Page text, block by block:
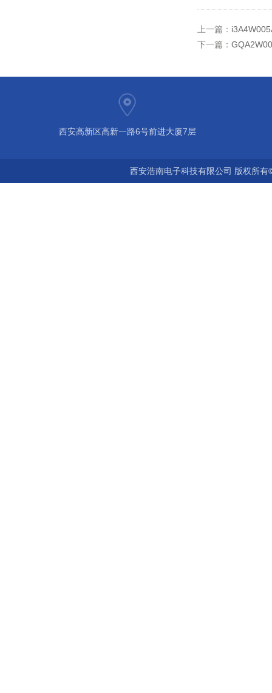
上一篇：
下一篇：
西安高新区高新一路6号前进大厦7层
西安浩南电子科技有限公司 版权所